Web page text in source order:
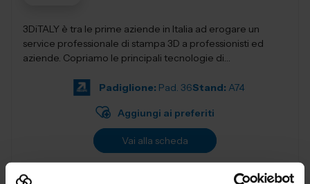
3DiTALY è tra le prime aziende in Italia ad erogare un
service professionale di stampa 3D a professionisti ed
aziende. Copriamo le principali tecnologie di
Padiglione: Pad. 36Stand: A74
Aggiungi ai preferiti
Vai alla scheda